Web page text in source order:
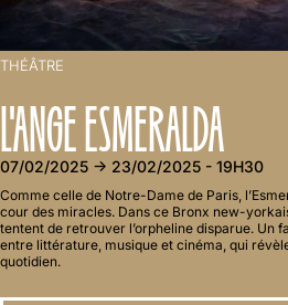
THÉÂTRE
L'ANGE ESMERALDA
07/02/2025 → 23/02/2025 - 19H30
Comme celle de Notre-Dame de Paris,
cour des miracles. Dans ce Bronx new-
tentent de retrouver l’orpheline disparue. Un
entre littérature, musique et cinéma, qui
quotidien.